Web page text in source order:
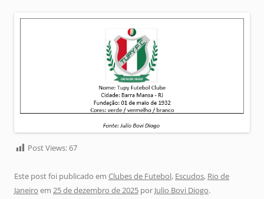
Post Views:67
Este post foi publicado em Clubes de Futebol, Escudos, Rio de
Janeiro em 25 de dezembro de 2025 por Julio Bovi Diogo.